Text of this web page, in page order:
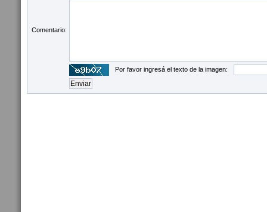
Comentario:
Por favor ingresá el texto de la imagen: